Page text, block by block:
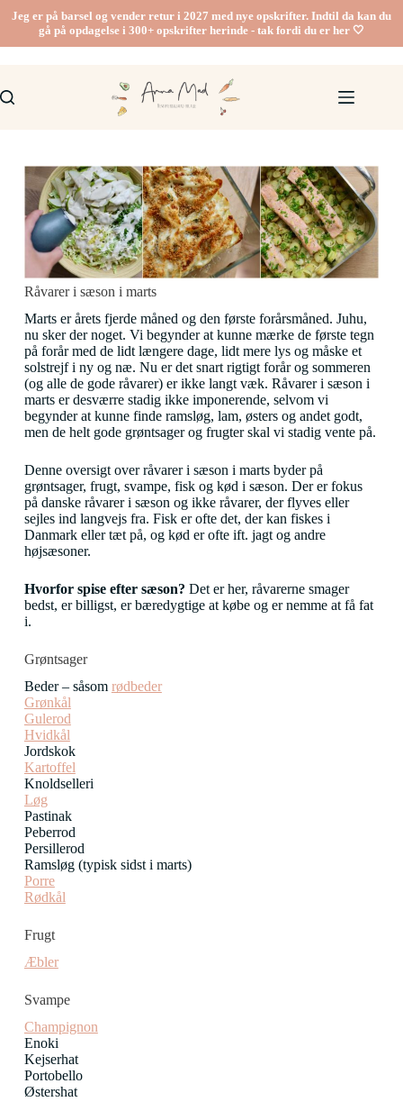
Jeg er på barsel og vender retur i 2027 med nye opskrifter. Indtil da kan du
gå på opdagelse i 300+ opskrifter herinde - tak fordi du er her 🤍
Råvarer i sæson i marts
Marts er årets fjerde måned og den første forårsmåned. Juhu,
nu sker der noget. Vi begynder at kunne mærke de første tegn
på forår med de lidt længere dage, lidt mere lys og måske et
solstrejf i ny og næ. Nu er det snart rigtigt forår og sommeren
(og alle de gode råvarer) er ikke langt væk. Råvarer i sæson i
marts er desværre stadig ikke imponerende, selvom vi
begynder at kunne finde ramsløg, lam, østers og andet godt,
men de helt gode grøntsager og frugter skal vi stadig vente på.
Denne oversigt over råvarer i sæson i marts byder på
grøntsager, frugt, svampe, fisk og kød i sæson. Der er fokus
på danske råvarer i sæson og ikke råvarer, der flyves eller
sejles ind langvejs fra. Fisk er ofte det, der kan fiskes i
Danmark eller tæt på, og kød er ofte ift. jagt og andre
højsæsoner.
Hvorfor spise efter sæson? Det er her, råvarerne smager
bedst, er billigst, er bæredygtige at købe og er nemme at få fat
i.
Grøntsager
Beder – såsom rødbeder
Grønkål
Gulerod
Hvidkål
Jordskok
Kartoffel
Knoldselleri
Løg
Pastinak
Peberrod
Persillerod
Ramsløg (typisk sidst i marts)
Porre
Rødkål
Frugt
Æbler
Svampe
Champignon
Enoki
Kejserhat
Portobello
Østershat